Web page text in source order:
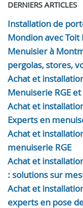
DERNIERS ARTICLES
Installation de
Mondion avec
Menuisier à
pergolas, stores,
Achat et
Menuiserie RGE
Achat et
Experts en
Achat et
menuiserie RGE
Achat et
: solutions sur
Achat et
experts en pose